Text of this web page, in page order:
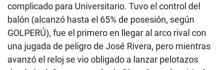
complicado para Universitario. Tuvo el control del
balón (alcanzó hasta el 65% de posesión, según
GOLPERÚ), fue el primero en llegar al arco rival con
una jugada de peligro de José Rivera, pero mientras
avanzó el reloj se vio obligado a lanzar pelotazos